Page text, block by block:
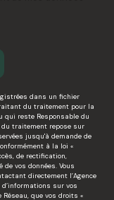
dans un fichier
du traitement pour la
qui reste Responsable du
du traitement repose sur
jusqu'à demande de
à la loi «
de rectification,
vos données. Vous
directement l’Agence
sur vos
que vos droits «